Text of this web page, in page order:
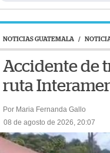
NOTICIAS GUATEMALA /
Accidente de
ruta
Por Maria Fernanda Gallo
08 de agosto de 2026, 20:07